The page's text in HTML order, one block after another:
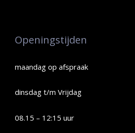
Openingstijden
maandag op afspraak
dinsdag t/m Vrijdag
08.15 – 12:15 uur